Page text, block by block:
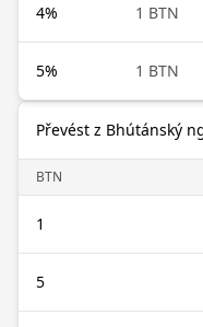
4% 1 BTN
5% 1 BTN
Převést z Bhútánský
BTN
1
5